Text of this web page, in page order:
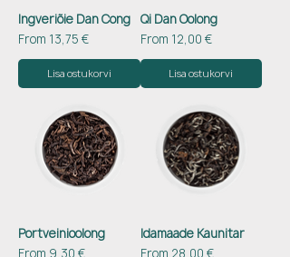
Ingveriõie Dan Cong
From 13,75 €
Sale Price
Lisa ostukorvi
Qi Dan Oolong
From 12,00 €
Sale Price
Lisa ostukorvi
Portveinioolong
From 9,30 €
Sale Price
Idamaade Kaunitar
From 28,00 €
Sale Price